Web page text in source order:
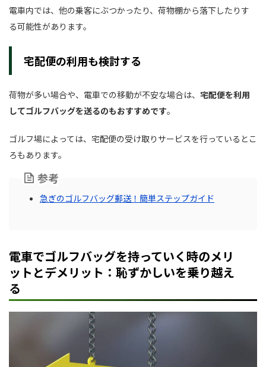
電車内では、他の乗客にぶつかったり、荷物棚から落下したりす
る可能性があります。
宅配便の利用も検討する
荷物が多い場合や、電車での移動が不安な場合は、 宅配便を利用
してゴルフバッグを送るのもおすすめです。
ゴルフ場によっては、宅配便の受け取りサービスを行っているとこ
ろもあります。
参考
急ぎのゴルフバッグ郵送！簡単ステップガイド
電車でゴルフバッグを持っていく時のメリ
ットとデメリット：恥ずかしいを乗り越え
る